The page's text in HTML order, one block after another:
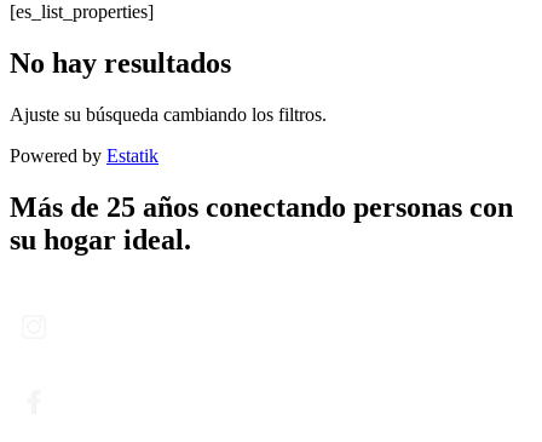
[es_list_properties]
No hay resultados
Ajuste su búsqueda cambiando los filtros.
Powered by Estatik
Más de 25 años conectando personas con
su hogar ideal.